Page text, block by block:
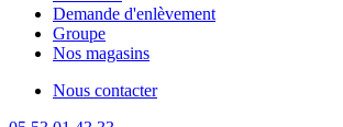
Demande d'enlèvement
Groupe
Nos magasins
Nous contacter